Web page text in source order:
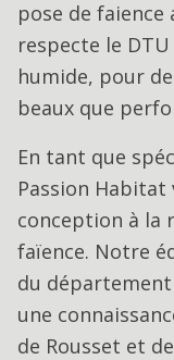
pose de
respecte le DTU
humide, pour
beaux que
En tant que
Passion Habitat
conception à la
faïence. Notre
du département
une
de Rousset et